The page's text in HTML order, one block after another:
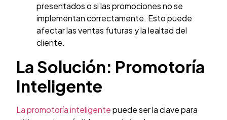
presentados o si las promociones no se
implementan correctamente. Esto puede
afectar las ventas futuras y la lealtad del
cliente.
La Solución: Promotoría
Inteligente
La promotoría inteligentepuede ser la clave para